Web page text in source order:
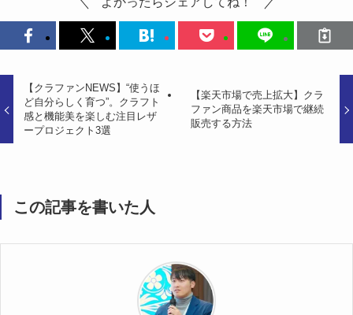
【クラファンNEWS】“使うほ
ど自分らしく育つ”。クラフト
感と機能美を楽しむ注目レザ
ープロジェクト3選
【楽天市場で売上拡大】クラ
ファン商品を楽天市場で継続
販売する方法
この記事を書いた人